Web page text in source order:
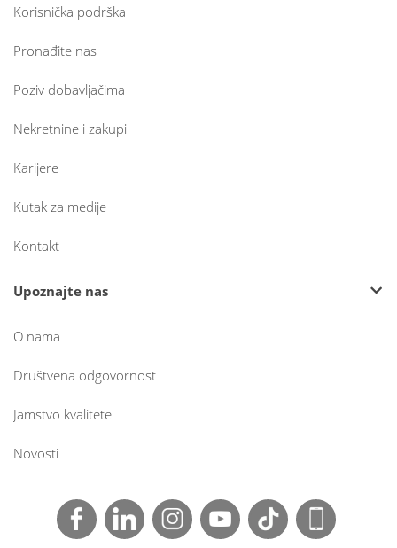
Korisnička podrška
Pronađite nas
Poziv dobavljačima
Nekretnine i zakupi
Karijere
Kutak za medije
Kontakt
Upoznajte nas
O nama
Društvena odgovornost
Jamstvo kvalitete
Novosti